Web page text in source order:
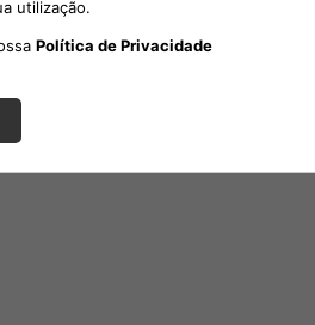
utilização.
Política de Privacidade